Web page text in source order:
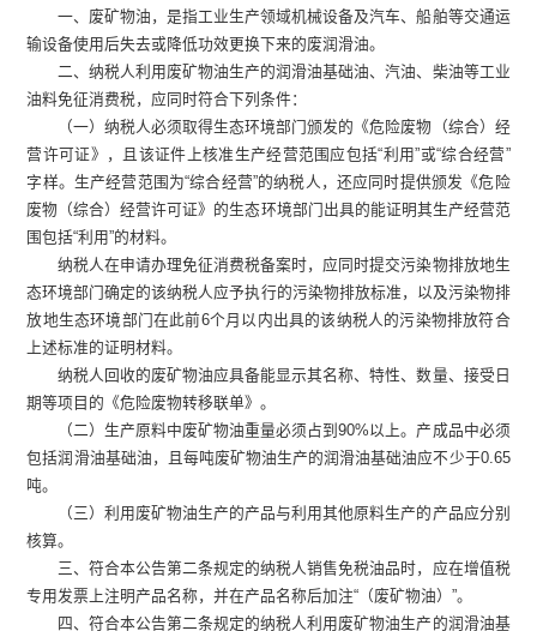
一、废矿物油，是指工业生产领域机械设备及汽车、船舶等交通运
输设备使用后失去或降低功效更换下来的废润滑油。
二、纳税人利用废矿物油生产的润滑油基础油、汽油、柴油等工业
油料免征消费税，应同时符合下列条件：
（一）纳税人必须取得生态环境部门颁发的《危险废物（综合）经
营许可证》，且该证件上核准生产经营范围应包括“利用”或“综合经营”
字样。生产经营范围为“综合经营”的纳税人，还应同时提供颁发《危险
废物（综合）经营许可证》的生态环境部门出具的能证明其生产经营范
围包括“利用”的材料。
纳税人在申请办理免征消费税备案时，应同时提交污染物排放地生
态环境部门确定的该纳税人应予执行的污染物排放标准，以及污染物排
放地生态环境部门在此前6个月以内出具的该纳税人的污染物排放符合
上述标准的证明材料。
纳税人回收的废矿物油应具备能显示其名称、特性、数量、接受日
期等项目的《危险废物转移联单》。
（二）生产原料中废矿物油重量必须占到90%以上。产成品中必须
包括润滑油基础油，且每吨废矿物油生产的润滑油基础油应不少于0.65
吨。
（三）利用废矿物油生产的产品与利用其他原料生产的产品应分别
核算。
三、符合本公告第二条规定的纳税人销售免税油品时，应在增值税
专用发票上注明产品名称，并在产品名称后加注“ （废矿物油）”。
四、符合本公告第二条规定的纳税人利用废矿物油生产的润滑油基